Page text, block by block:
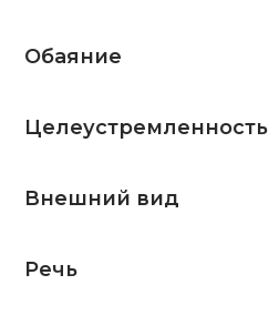
Обаяние
Целеустремленность
Внешний вид
Речь